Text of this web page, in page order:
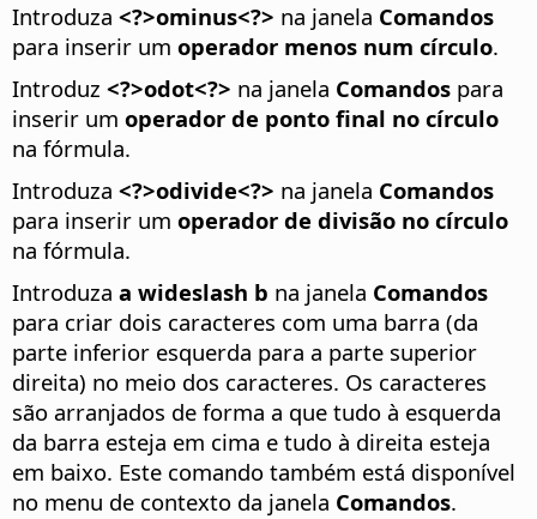
Introduza <?>ominus<?> na janela Comandos
para inserir um operador menos num círculo.
Introduz <?>odot<?> na janela Comandos para
inserir um operador de ponto final no círculo
na fórmula.
Introduza <?>odivide<?> na janela Comandos
para inserir um operador de divisão no círculo
na fórmula.
Introduza a wideslash b na janela Comandos
para criar dois caracteres com uma barra (da
parte inferior esquerda para a parte superior
direita) no meio dos caracteres. Os caracteres
são arranjados de forma a que tudo à esquerda
da barra esteja em cima e tudo à direita esteja
em baixo. Este comando também está disponível
no menu de contexto da janela Comandos.